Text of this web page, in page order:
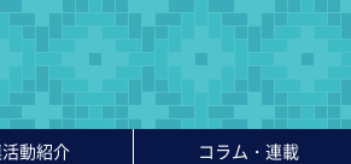
動紹介 コラム・連載